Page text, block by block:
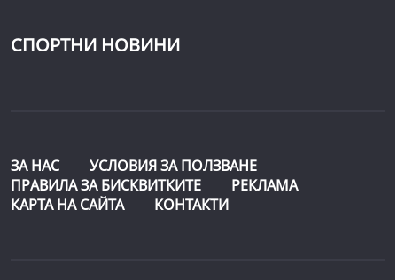
СПОРТНИ НОВИНИ
ЗА НАС
УСЛОВИЯ ЗА ПОЛЗВАНЕ
ПРАВИЛА ЗА БИСКВИТКИТЕ
РЕКЛАМА
КАРТА НА САЙТА
КОНТАКТИ